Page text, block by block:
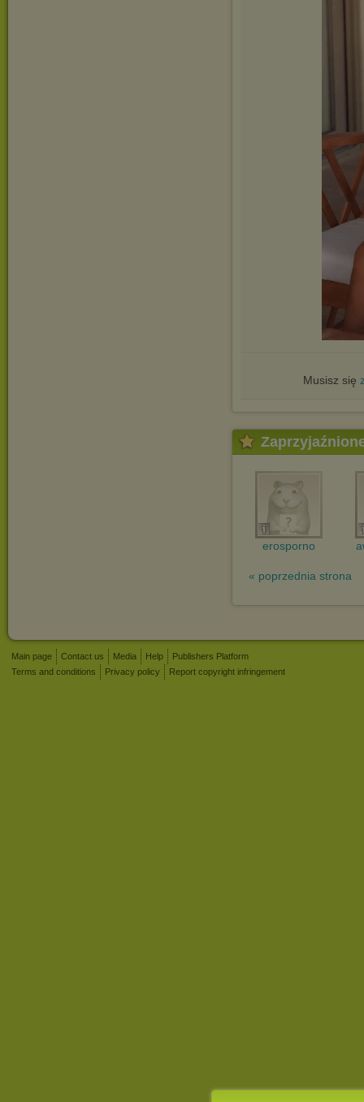
Musisz się
erosporno
« poprzednia strona
Main page Contact us Media Help
Publishers Platform
Terms and conditions
Privacy policy Report copyright infringement